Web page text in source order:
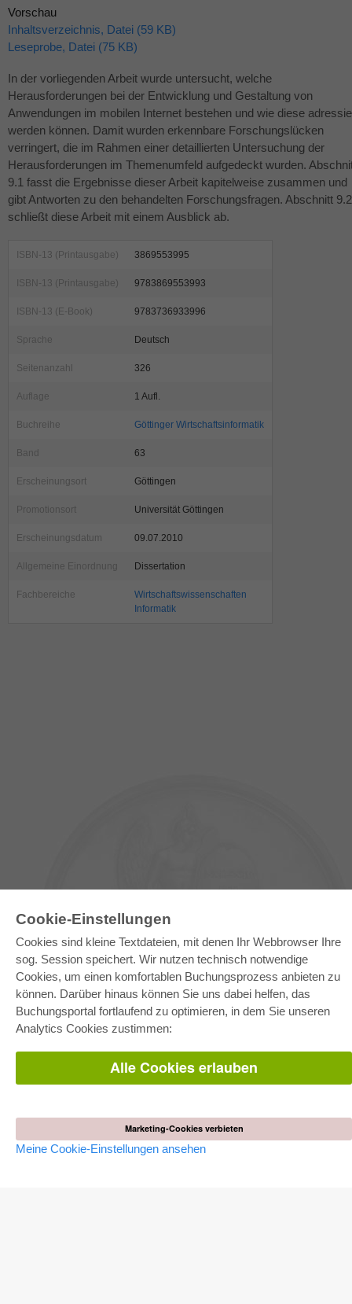
Cookie-Einstellungen
Cookies sind kleine Textdateien, mit denen Ihr Webbrowser Ihre
sog. Session speichert. Wir nutzen technisch notwendige
Cookies, um einen komfortablen Buchungsprozess anbieten zu
können. Darüber hinaus können Sie uns dabei helfen, das
Buchungsportal fortlaufend zu optimieren, in dem Sie unseren
Analytics Cookies zustimmen:
Alle Cookies erlauben
Marketing-Cookies verbieten
Meine Cookie-Einstellungen ansehen
Vorschau
Inhaltsverzeichnis, Datei (59 KB)
Leseprobe, Datei (75 KB)
In der vorliegenden Arbeit wurde untersucht, welche
Herausforderungen bei der Entwicklung und Gestaltung von
Anwendungen im mobilen Internet bestehen und wie diese
werden können. Damit wurden erkennbare Forschungslücken
verringert, die im Rahmen einer detaillierten Untersuchung der
Herausforderungen im Themenumfeld aufgedeckt wurden.
9.1 fasst die Ergebnisse dieser Arbeit kapitelweise zusammen und
gibt Antworten zu den behandelten Forschungsfragen. Abschnitt 9.2
schließt diese Arbeit mit einem Ausblick ab.
ISBN-13 (Printausgabe) 3869553995
ISBN-13 (Printausgabe) 9783869553993
ISBN-13 (E-Book) 9783736933996
Sprache Deutsch
Seitenanzahl 326
Auflage 1 Aufl.
Buchreihe Göttinger Wirtschaftsinformatik
Band 63
Erscheinungsort Göttingen
Promotionsort Universität Göttingen
Erscheinungsdatum 09.07.2010
Allgemeine Einordnung Dissertation
Fachbereiche
Wirtschaftswissenschaften
Informatik
E-COLLECTION
Gesamtpaket
Fachbereichspakete
Pick & Choose
Bereitstellung von E-Books
Häufig gestellte Fragen (FAQ)
Alle Autoren
AUTOR WERDEN